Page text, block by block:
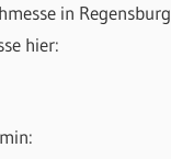
in
hier: